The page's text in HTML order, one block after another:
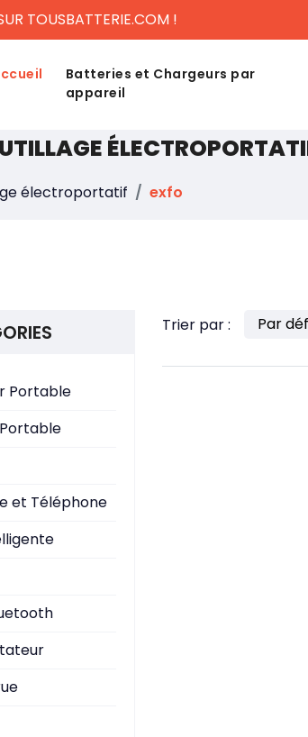
TOUSBATTERIE.COM !
Batteries et Chargeurs par
appareil
électroportatif exfo
Trier par :
Portable
et Téléphone